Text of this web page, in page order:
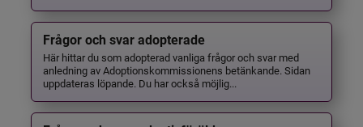
Frågor och svar adopterade
Här hittar du som adopterad vanliga frågor och svar med
anledning av Adoptionskommissionens betänkande. Sidan
uppdateras löpande. Du har också möjlig...